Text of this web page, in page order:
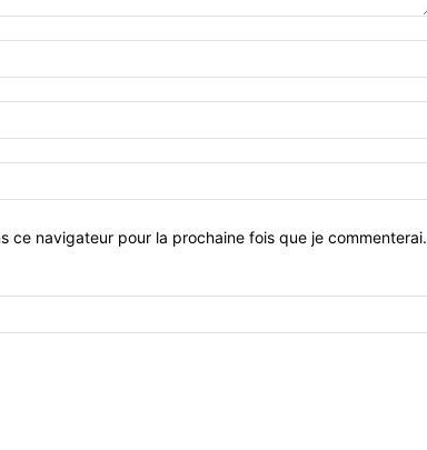
ce navigateur pour la prochaine fois que je commenterai.